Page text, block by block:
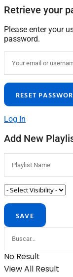
Retrieve your
Please enter your
password.
Log In
Add New
No Result
View All Result